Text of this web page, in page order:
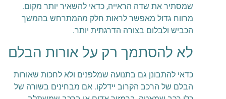
שמסתיר את שדה הראייה, כדאי להשאיר יותר מקום.
מרווח גדול מאפשר לראות חלק מהמתרחש בהמשך
הכביש ולבלום בצורה הדרגתית יותר.
לא להסתמך רק על אורות הבלם
כדאי להתבונן גם בתנועה שמלפנים ולא לחכות שאורות
הבלם של הרכב הקרוב יידלקו. אם מבחינים בשורה של